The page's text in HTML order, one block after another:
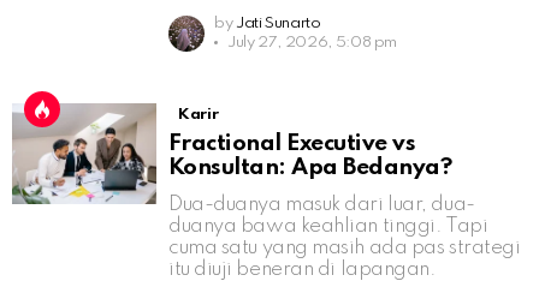
by Jati Sunarto
July 27, 2026, 5:08 pm
Karir
Fractional Executive vs
Konsultan: Apa Bedanya?
Dua-duanya masuk dari luar, dua-
duanya bawa keahlian tinggi. Tapi
cuma satu yang masih ada pas strategi
itu diuji beneran di lapangan.